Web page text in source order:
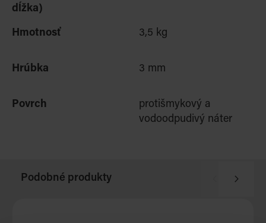
dĺžka)
Hmotnosť 3,5 kg
Hrúbka 3 mm
Povrch
protišmykový a
vodoodpudivý náter
Podobné produkty